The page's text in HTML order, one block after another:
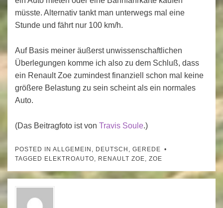
müsste. Alternativ tankt man unterwegs mal eine
Stunde und fährt nur 100 km/h.
Auf Basis meiner äußerst unwissenschaftlichen
Überlegungen komme ich also zu dem Schluß, dass
ein Renault Zoe zumindest finanziell schon mal keine
größere Belastung zu sein scheint als ein normales
Auto.
(Das Beitragfoto ist von Travis Soule.)
POSTED IN ALLGEMEIN , DEUTSCH , GEREDE
TAGGED ELEKTROAUTO, RENAULT ZOE, ZOE